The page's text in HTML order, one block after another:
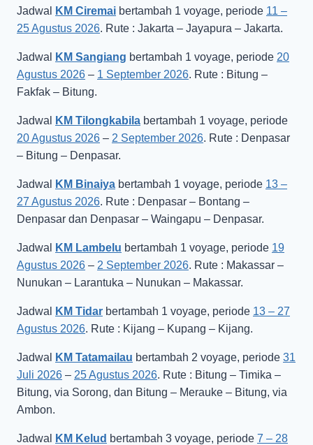
Jadwal KM Ciremai bertambah 1 voyage, periode 11 –
25 Agustus 2026. Rute : Jakarta – Jayapura – Jakarta.
Jadwal KM Sangiang bertambah 1 voyage, periode 20
Agustus 2026 – 1 September 2026. Rute : Bitung –
Fakfak – Bitung.
Jadwal KM Tilongkabila bertambah 1 voyage, periode
20 Agustus 2026 – 2 September 2026. Rute : Denpasar
– Bitung – Denpasar.
Jadwal KM Binaiya bertambah 1 voyage, periode 13 –
27 Agustus 2026. Rute : Denpasar – Bontang –
Denpasar dan Denpasar – Waingapu – Denpasar.
Jadwal KM Lambelu bertambah 1 voyage, periode 19
Agustus 2026 – 2 September 2026. Rute : Makassar –
Nunukan – Larantuka – Nunukan – Makassar.
Jadwal KM Tidar bertambah 1 voyage, periode 13 – 27
Agustus 2026. Rute : Kijang – Kupang – Kijang.
Jadwal KM Tatamailau bertambah 2 voyage, periode 31
Juli 2026 – 25 Agustus 2026. Rute : Bitung – Timika –
Bitung, via Sorong, dan Bitung – Merauke – Bitung, via
Ambon.
Jadwal KM Kelud bertambah 3 voyage, periode 7 – 28